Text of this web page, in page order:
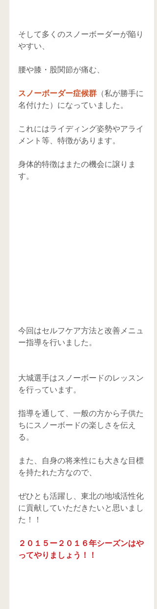
そして多くのスノーボーダーが陥り
やすい、
腰や膝・股関節が痛む、
スノーボーダー症候群 （私が勝手に
名付けた）になっていました。
これにはライディング姿勢やアライ
メント等、特徴があります。
身体的特徴はまたの機会に譲りま
す。
今回はセルフケア方法と改善メニュ
ー指導を行いました。
大城選手はスノーボードのレッスン
を行っています。
指導を通して、一般の方から子供た
ちにスノーボードの楽しさを伝え
る。
また、自身の将来性にも大きな目標
を持たれた方なので、
ぜひとも活躍し、東北の地域活性化
に貢献していただきたいと思いまし
た！！
２０１５ー２０１６年シーズンはや
ってやりましょう！！